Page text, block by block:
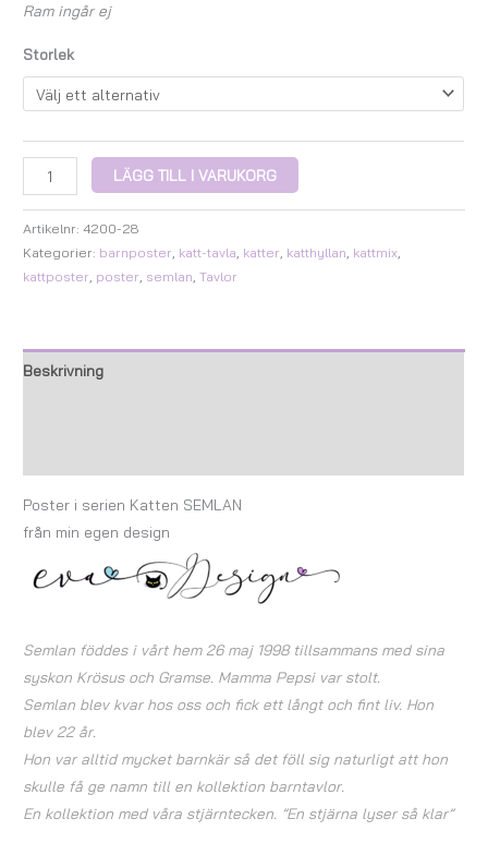
Ram ingår ej
Storlek
LÄGG TILL I VARUKORG
Artikelnr:4200-28
Kategorier: barnposter, katt-tavla, katter, katthyllan, kattmix,
kattposter, poster, semlan,Tavlor
Beskrivning
Poster i serien Katten SEMLAN
från min egen design
Semlan föddes i vårt hem 26 maj 1998 tillsammans med sina
syskon Krösus och Gramse. Mamma Pepsi var stolt.
Semlan blev kvar hos oss och fick ett långt och fint liv. Hon
blev 22 år.
Hon var alltid mycket barnkär så det föll sig naturligt att hon
skulle få ge namn till en kollektion barntavlor.
En kollektion med våra stjärntecken. ”En stjärna lyser så klar”